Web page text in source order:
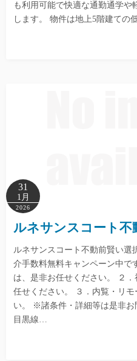
も利用可能で快適な通勤通学や
します。 物件は地上5階建ての
31
1月
2026
ルネサンスコート不
ルネサンスコート不動前賢い選
介手数料無料キャンペーン中で
は、是非お任せください。 ２
任せください。 ３．内覧・リ
い。 ※諸条件・詳細等は是非お
目黒線…